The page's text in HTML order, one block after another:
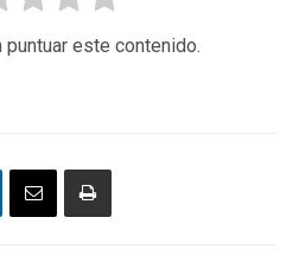
este contenido.